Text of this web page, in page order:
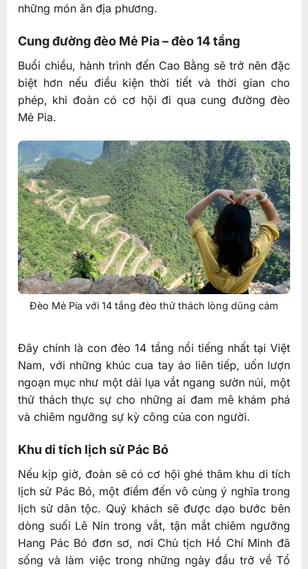
những món ăn địa phương.
Cung đường đèo Mẻ Pia – đèo 14 tầng
Buổi chiều, hành trình đến Cao Bằng sẽ trở nên đặc
biệt hơn nếu điều kiện thời tiết và thời gian cho
phép, khi đoàn có cơ hội đi qua cung đường đèo
Mẻ Pia.
Đèo Mẻ Pia với 14 tầng đèo thử thách lòng dũng cảm
Đây chính là con đèo 14 tầng nổi tiếng nhất tại Việt
Nam, với những khúc cua tay áo liên tiếp, uốn lượn
ngoạn mục như một dải lụa vắt ngang sườn núi, một
thử thách thực sự cho những ai đam mê khám phá
và chiêm ngưỡng sự kỳ công của con người.
Khu di tích lịch sử Pác Bó
Nếu kịp giờ, đoàn sẽ có cơ hội ghé thăm khu di tích
lịch sử Pác Bó, một điểm đến vô cùng ý nghĩa trong
lịch sử dân tộc. Quý khách sẽ được dạo bước bên
dòng suối Lê Nin trong vắt, tận mắt chiêm ngưỡng
Hang Pác Bó đơn sơ, nơi Chủ tịch Hồ Chí Minh đã
sống và làm việc trong những ngày đầu trở về Tổ